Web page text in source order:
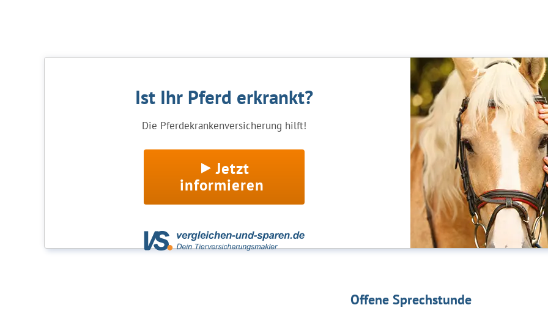
Ist Ihr Pferd erkrankt?
Die Pferdekrankenversicherung hilft!
Jetzt
informieren
Offene Sprechstunde